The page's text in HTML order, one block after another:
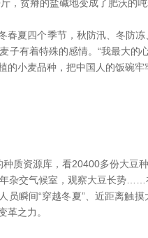
，贫瘠的盐碱地变成了肥沃的
夏四个季节，秋防汛、冬防冻
子有着特殊的感情。“我最大的
的小麦品种，把中国人的饭碗牢
资源库，看20400多份大豆种
杂交气候室，观察大豆长势……
员瞬间“穿越冬夏”、近距离触
革之力。